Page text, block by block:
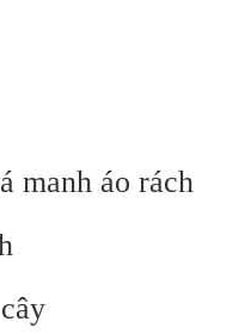
manh áo rách